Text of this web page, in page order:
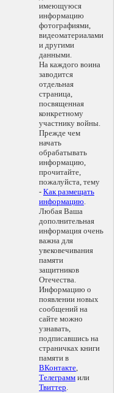
имеющуюся
информацию
фотографиями,
видеоматериалами
и другими
данными.
На каждого воина
заводится
отдельная
страница,
посвященная
конкретному
участнику войны.
Прежде чем
начать
обрабатывать
информацию,
прочитайте,
пожалуйста, тему
- Как размещать
информацию.
Любая Ваша
дополнительная
информация очень
важна для
увековечивания
памяти
защитников
Отечества.
Информацию о
появлении новых
сообщений на
сайте можно
узнавать,
подписавшись на
страничках книги
памяти в
ВКонтакте,
Телеграмм или
Твиттер.